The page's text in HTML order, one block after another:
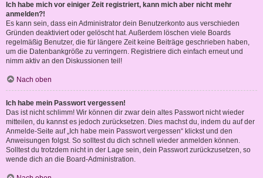
Ich habe mich vor einiger Zeit registriert, kann mich aber nicht mehr
anmelden?!
Es kann sein, dass ein Administrator dein Benutzerkonto aus verschieden
Gründen deaktiviert oder gelöscht hat. Außerdem löschen viele Boards
regelmäßig Benutzer, die für längere Zeit keine Beiträge geschrieben haben,
um die Datenbankgröße zu verringern. Registriere dich einfach erneut und
nimm aktiv an den Diskussionen teil!
Nach oben
Ich habe mein Passwort vergessen!
Das ist nicht schlimm! Wir können dir zwar dein altes Passwort nicht wieder
mitteilen, du kannst es jedoch zurücksetzen. Dies machst du, indem du auf der
Anmelde-Seite auf „Ich habe mein Passwort vergessen“ klickst und den
Anweisungen folgst. So solltest du dich schnell wieder anmelden können.
Solltest du trotzdem nicht in der Lage sein, dein Passwort zurückzusetzen, so
wende dich an die Board-Administration.